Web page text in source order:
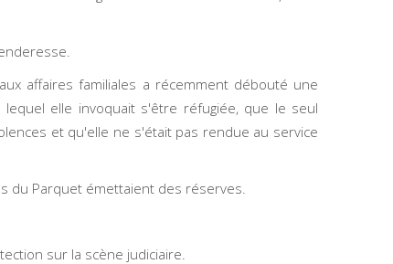
affaires familiales a récemment débouté une
elle invoquait s'être réfugiée, que le seul
et qu'elle ne s'était pas rendue au service
du Parquet émettaient des réserves.
sur la scène judiciaire.